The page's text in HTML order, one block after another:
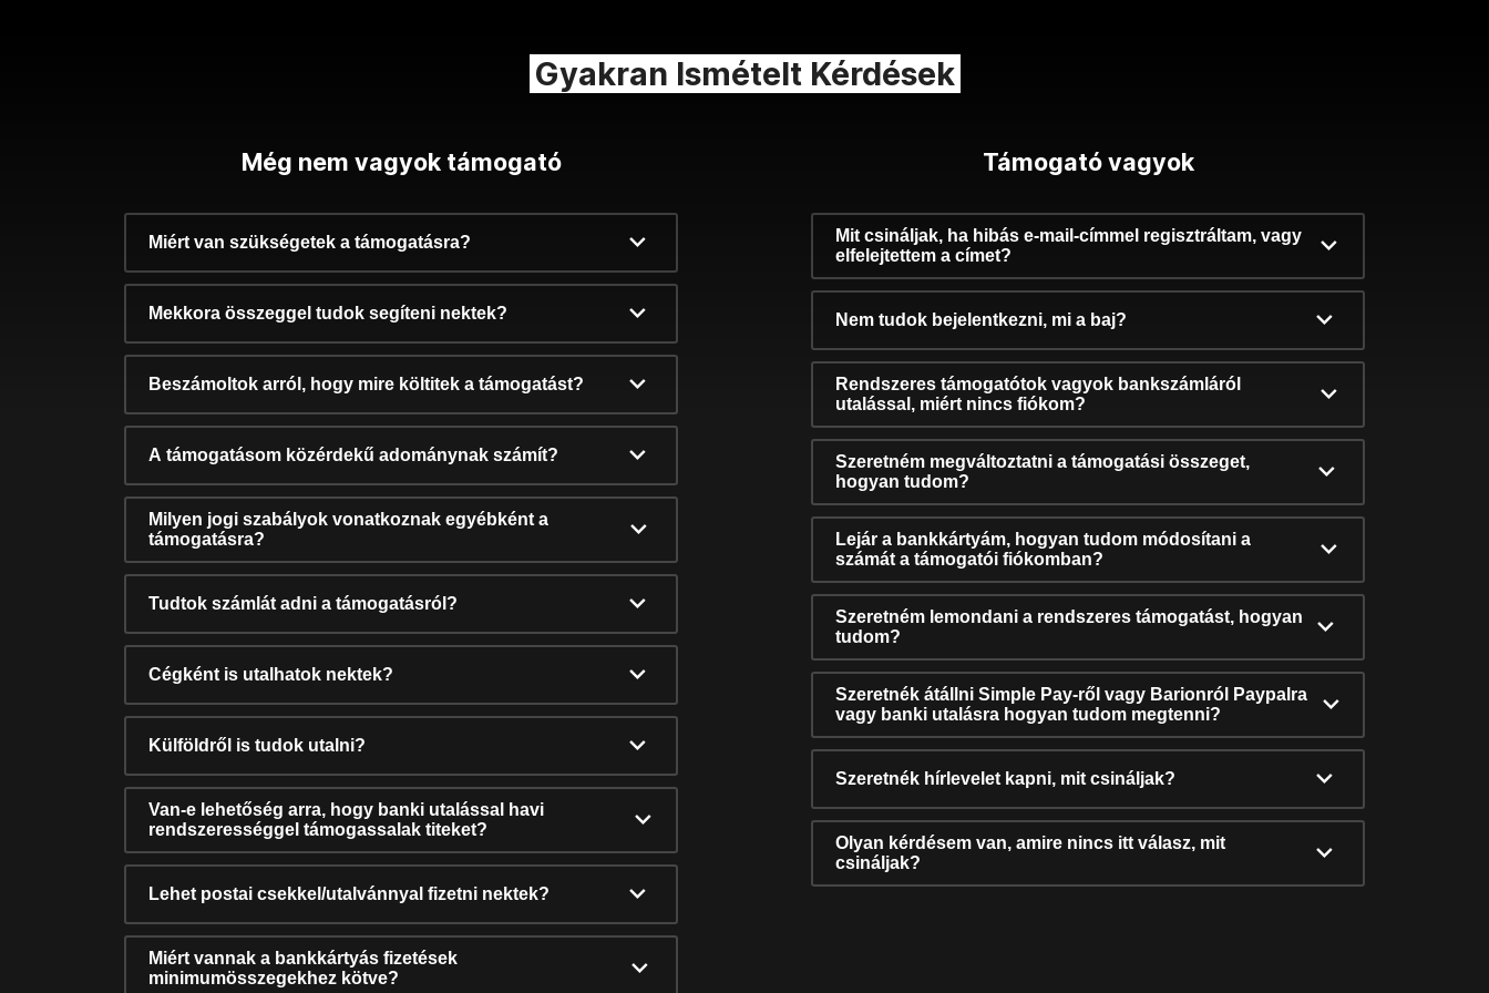
Gyakran Ismételt Kérdések
Még nem vagyok támogató
Miért van szükségetek a támogatásra?
Mekkora összeggel tudok segíteni nektek?
Beszámoltok arról, hogy mire költitek a támogatást?
A támogatásom közérdekű adománynak számít?
Milyen jogi szabályok vonatkoznak egyébként a
támogatásra?
Tudtok számlát adni a támogatásról?
Cégként is utalhatok nektek?
Külföldről is tudok utalni?
Van-e lehetőség arra, hogy banki utalással havi
rendszerességgel támogassalak titeket?
Lehet postai csekkel/utalvánnyal fizetni nektek?
Miért vannak a bankkártyás fizetések
minimumösszegekhez kötve?
Támogató vagyok
Mit csináljak, ha hibás e-mail-címmel regisztráltam, vagy
elfelejtettem a címet?
Nem tudok bejelentkezni, mi a baj?
Rendszeres támogatótok vagyok bankszámláról
utalással, miért nincs fiókom?
Szeretném megváltoztatni a támogatási összeget,
hogyan tudom?
Lejár a bankkártyám, hogyan tudom módosítani a
számát a támogatói fiókomban?
Szeretném lemondani a rendszeres támogatást, hogyan
tudom?
Szeretnék átállni Simple Pay-ről vagy Barionról Paypalra
vagy banki utalásra hogyan tudom megtenni?
Szeretnék hírlevelet kapni, mit csináljak?
Olyan kérdésem van, amire nincs itt válasz, mit
csináljak?